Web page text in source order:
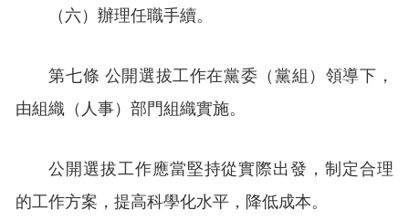
（六）辦理任職手續。
第七條 公開選拔工作在黨委（黨組）領導下，
由組織（人事）部門組織實施。
公開選拔工作應當堅持從實際出發，制定合理
的工作方案，提高科學化水平，降低成本。